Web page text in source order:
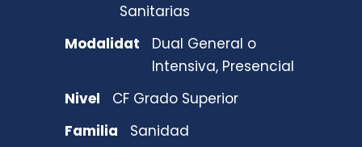
Sanitarias
Modalidat
Dual General o
Intensiva, Presencial
Nivel
CF Grado Superior
Familia
Sanidad